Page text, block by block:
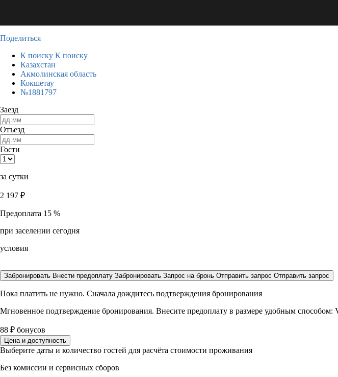
Поделиться
К поиску К поиску
Казахстан
Акмолинская область
Кокшетау
№1881797
Заезд
Отъезд
Гости
за сутки
2 197 ₽
Предоплата 15 %
при заселении сегодня
условия
Забронировать Внести предоплату Забронировать Запрос на бронь Отправить запрос Отправить запрос
Пока платить не нужно. Сначала дождитесь подтверждения бронирования
Мгновенное подтверждение бронирования. Внесите предоплату в размере удобным способом:
88 ₽ бонусов
Цена и доступность
Выберите даты и количество гостей для расчёта стоимости проживания
Без комиссии и сервисных сборов